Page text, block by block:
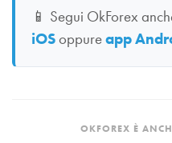
📱 Segui OkForex
iOSoppureapp
OKFOREX È